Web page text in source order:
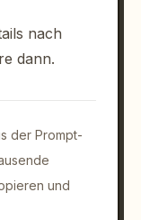
nach
dann.
der Prompt-
und